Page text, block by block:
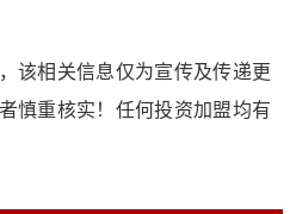
该相关信息仅为宣传及传递更
慎重核实！任何投资加盟均有